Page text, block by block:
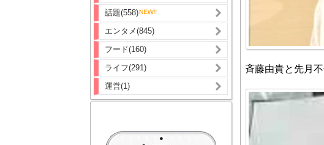
話題(558)
エンタメ(845)
フード(160)
ライフ(291)
運営(1)
斉藤由貴と先月